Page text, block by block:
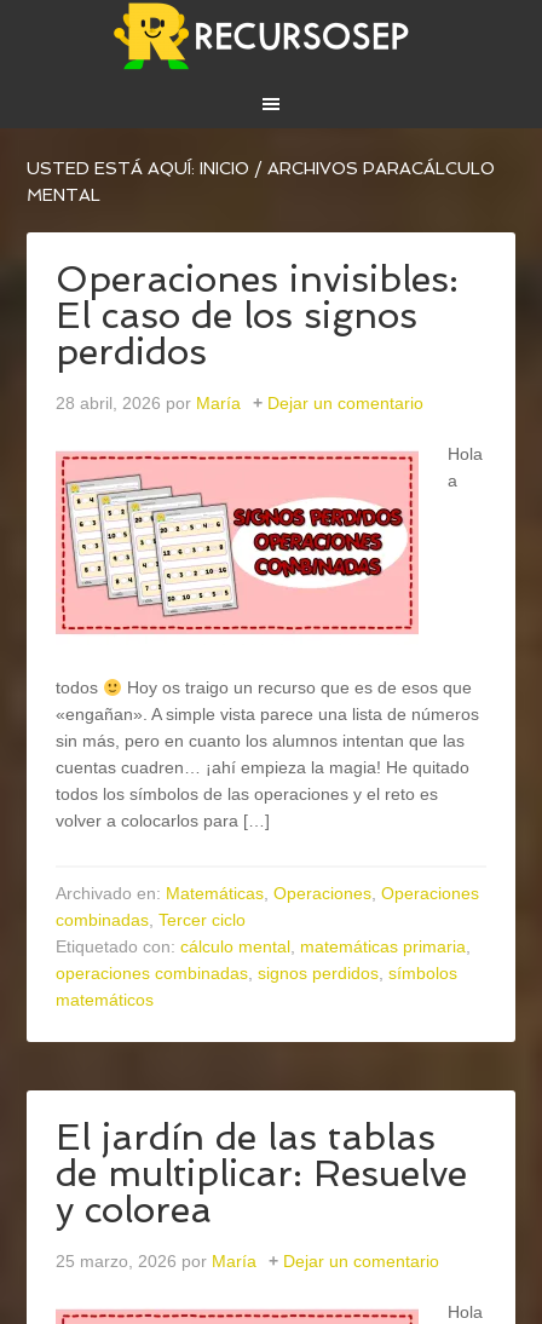
USTED ESTÁ AQUÍ:INICIO / ARCHIVOS PARACÁLCULO
MENTAL
Operaciones invisibles:
El caso de los signos
perdidos
28 abril, 2026 por María Dejar un comentario
Hola
a
todos
Hoy os traigo un recurso que es de esos que
«engañan». A simple vista parece una lista de números
sin más, pero en cuanto los alumnos intentan que las
cuentas cuadren… ¡ahí empieza la magia! He quitado
todos los símbolos de las operaciones y el reto es
volver a colocarlos para […]
Archivado en: Matemáticas,Operaciones,Operaciones
combinadas,Tercer ciclo
Etiquetado con:cálculo mental, matemáticas primaria,
operaciones combinadas,signos perdidos,símbolos
matemáticos
El jardín de las tablas
de multiplicar: Resuelve
y colorea
25 marzo, 2026 por María Dejar un comentario
Hola